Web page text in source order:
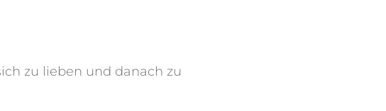
zu lieben und danach zu